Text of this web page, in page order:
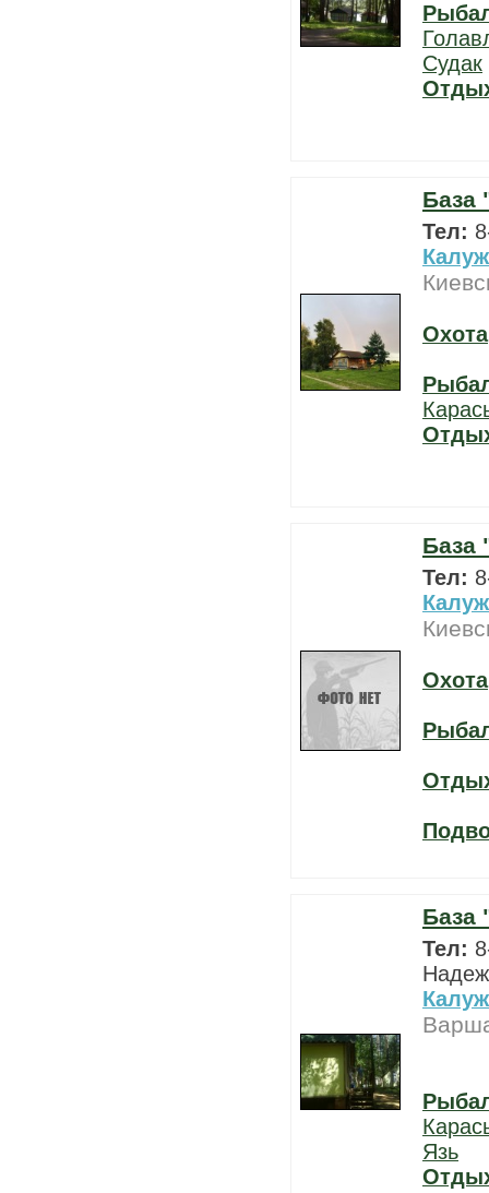
Судак
База
Тел:
Охота
База
Тел:
Охота
База
Тел:
Язь